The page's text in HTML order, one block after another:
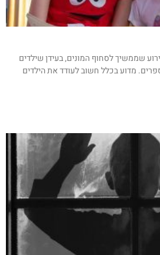
שממשיך לסחוף המונים, בעידן שילדים
מדוע בכלל חשוב לעודד את הילדים